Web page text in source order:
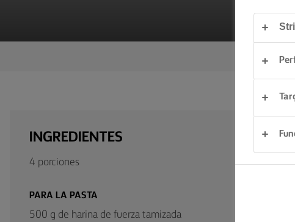
INGREDIENTES
4 porciones
PARA LA PASTA
500 g de harina de fuerza tamizada